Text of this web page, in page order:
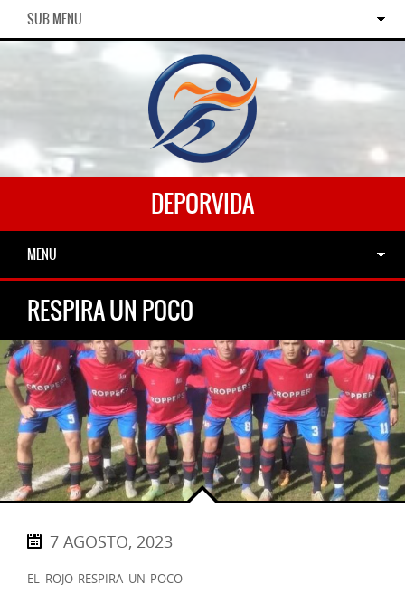
SUB MENU
DEPORVIDA
MENU
RESPIRA UN POCO
7 AGOSTO, 2023
EL ROJO RESPIRA UN POCO